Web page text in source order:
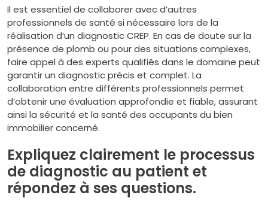
Il est essentiel de collaborer avec d’autres
professionnels de santé si nécessaire lors de la
réalisation d’un diagnostic CREP. En cas de doute sur la
présence de plomb ou pour des situations complexes,
faire appel à des experts qualifiés dans le domaine peut
garantir un diagnostic précis et complet. La
collaboration entre différents professionnels permet
d’obtenir une évaluation approfondie et fiable, assurant
ainsi la sécurité et la santé des occupants du bien
immobilier concerné.
Expliquez clairement le processus
de diagnostic au patient et
répondez à ses questions.